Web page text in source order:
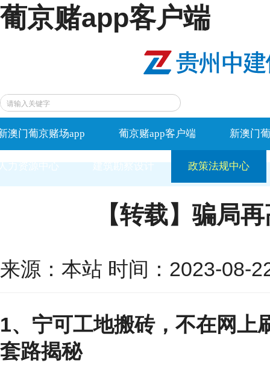
葡京赌app客户端
澳门葡京赌场app 葡京赌app客户端 新澳门
力资源中心 建筑勘察设计 政策法规中心
【转载】骗局
来源：本站 时间：2023-08-
1、宁可工地搬砖，不在网上
套路揭秘